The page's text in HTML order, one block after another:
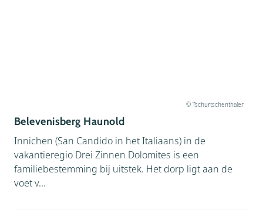
© Tschurtschenthaler
Belevenisberg Haunold
Innichen (San Candido in het Italiaans) in de
vakantieregio Drei Zinnen Dolomites is een
familiebestemming bij uitstek. Het dorp ligt aan de
voet v...